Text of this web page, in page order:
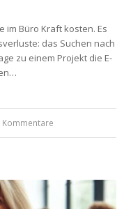
im Büro Kraft kosten. Es
das Suchen nach
zu einem Projekt die E-
Kommentare